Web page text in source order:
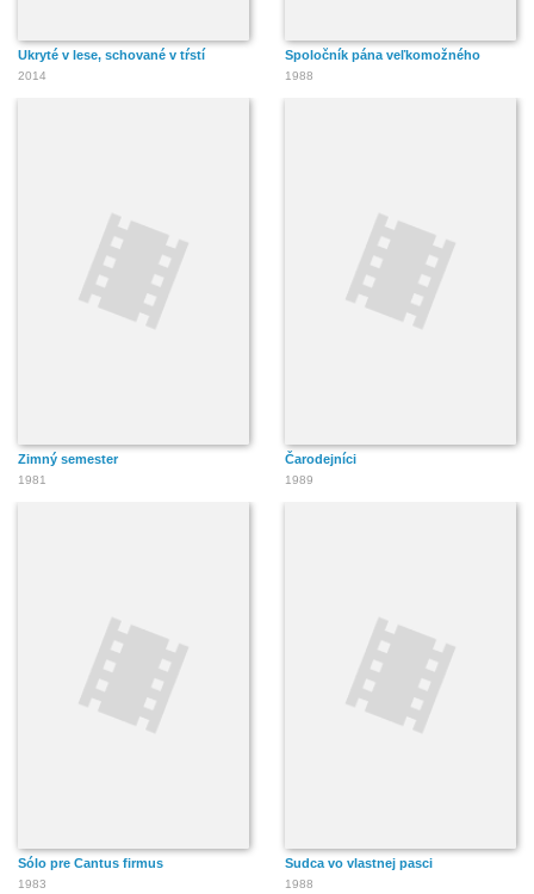
Ukryté v lese, schované v tŕstí
2014
Spoločník pána veľkomožného
1988
Zimný semester
1981
Čarodejníci
1989
Sólo pre Cantus firmus
1983
Sudca vo vlastnej pasci
1988